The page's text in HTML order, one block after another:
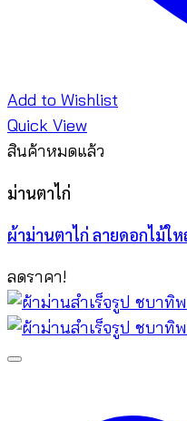
Add to Wishlist
Quick View
สินค้าหมดแล้ว
ม่านตาไก่
ผ้าม่านตาไก่ ลายดอกไม้
ลดราคา!